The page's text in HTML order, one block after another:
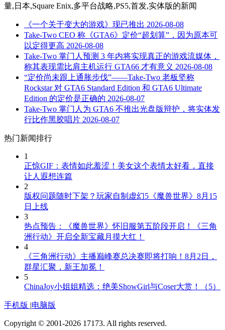
量,日本,Square Enix,多平台战略,PS5,首发,实体版的新闻
《一个关于变大的游戏》现已推出 2026-08-08
Take-Two CEO 称《GTA6》定价“超划算”，因为原本可
以定得更高 2026-08-08
Take-Two 掌门人预测 3 年内将实现真正的游戏流媒体，
称其表现需比肩主机运行 GTA66 才有意义 2026-08-08
“定价尚未跟上通胀步伐”——Take-Two 老板坚称
Rockstar 对 GTA6 Standard Edition 和 GTA6 Ultimate
Edition 的定价是正确的 2026-08-07
Take-Two 掌门人为 GTA6 不推出光盘版辩护，将实体发
行比作黑胶唱片 2026-08-07
热门新闻排行
1
正惊GIF：表情如此羞涩！美女这个表情太好看，直接
让人遐想连篇
2
版权问题随时下架？玩家自制虚幻5《魔兽世界》8月15
日上线
3
热点预告：《魔兽世界》怀旧服第五阶段开启！《三角
洲行动》开启全新宝藏月摸大红！
4
《三角洲行动》主播巅峰赛总决赛即将打响！8月2日，
群星汇聚，新王加冕！
5
ChinaJoy小姐姐精选：绝美ShowGirl与Coser大赏！（5）
手机版 |电脑版
Copyright © 2001-2026 17173. All rights reserved.